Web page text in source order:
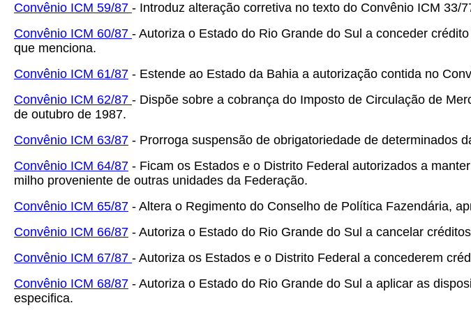
Convênio ICM 59/87 - Introduz alteração corretiva no texto do Convênio ICM 33/
Convênio ICM 60/87 - Autoriza o Estado do Rio Grande do Sul a conceder
que menciona.
Convênio ICM 61/87 - Estende ao Estado da Bahia a autorização contida no
Convênio ICM 62/87 - Dispõe sobre a cobrança do Imposto de Circulação de
de outubro de 1987.
Convênio ICM 63/87 - Prorroga suspensão de obrigatoriedade de determinados
Convênio ICM 64/87 - Ficam os Estados e o Distrito Federal autorizados a
milho proveniente de outras unidades da Federação.
Convênio ICM 65/87 - Altera o Regimento do Conselho de Política Fazendária,
Convênio ICM 66/87 - Autoriza o Estado do Rio Grande do Sul a cancelar
Convênio ICM 67/87 - Autoriza os Estados e o Distrito Federal a concederem
Convênio ICM 68/87 - Autoriza o Estado do Rio Grande do Sul a aplicar as
especifica.